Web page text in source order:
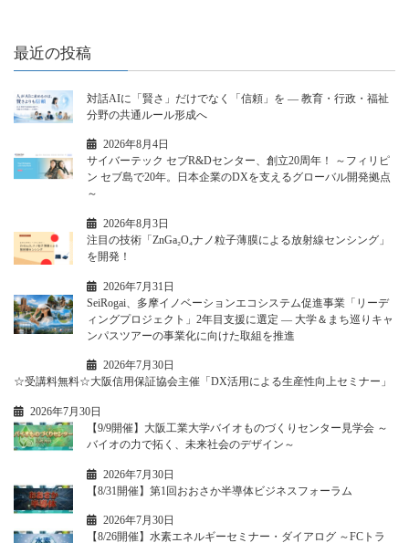
最近の投稿
対話AIに「賢さ」だけでなく「信頼」を ― 教育・行政・福祉
分野の共通ルール形成へ
2026年8月4日
サイバーテック セブR&Dセンター、創立20周年！ ～フィリピ
ン セブ島で20年。日本企業のDXを支えるグローバル開発拠点
～
2026年8月3日
注目の技術「ZnGa₂O₄ナノ粒子薄膜による放射線センシング」
を開発！
2026年7月31日
SeiRogai、多摩イノベーションエコシステム促進事業「リーデ
ィングプロジェクト」2年目支援に選定 ― 大学＆まち巡りキャ
ンパスツアーの事業化に向けた取組を推進
2026年7月30日
☆受講料無料☆大阪信用保証協会主催「DX活用による生産性向上セミナー」
2026年7月30日
【9/9開催】大阪工業大学バイオものづくりセンター見学会 ～
バイオの力で拓く、未来社会のデザイン～
2026年7月30日
【8/31開催】第1回おおさか半導体ビジネスフォーラム
2026年7月30日
【8/26開催】水素エネルギーセミナー・ダイアログ ～FCトラ